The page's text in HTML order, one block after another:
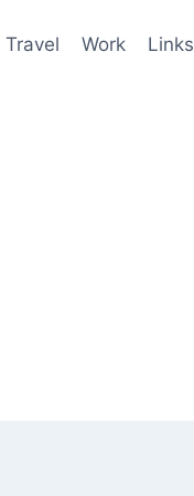
Travel Work Links